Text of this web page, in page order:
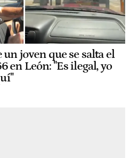
joven que se salta el
en León: "Es ilegal, yo